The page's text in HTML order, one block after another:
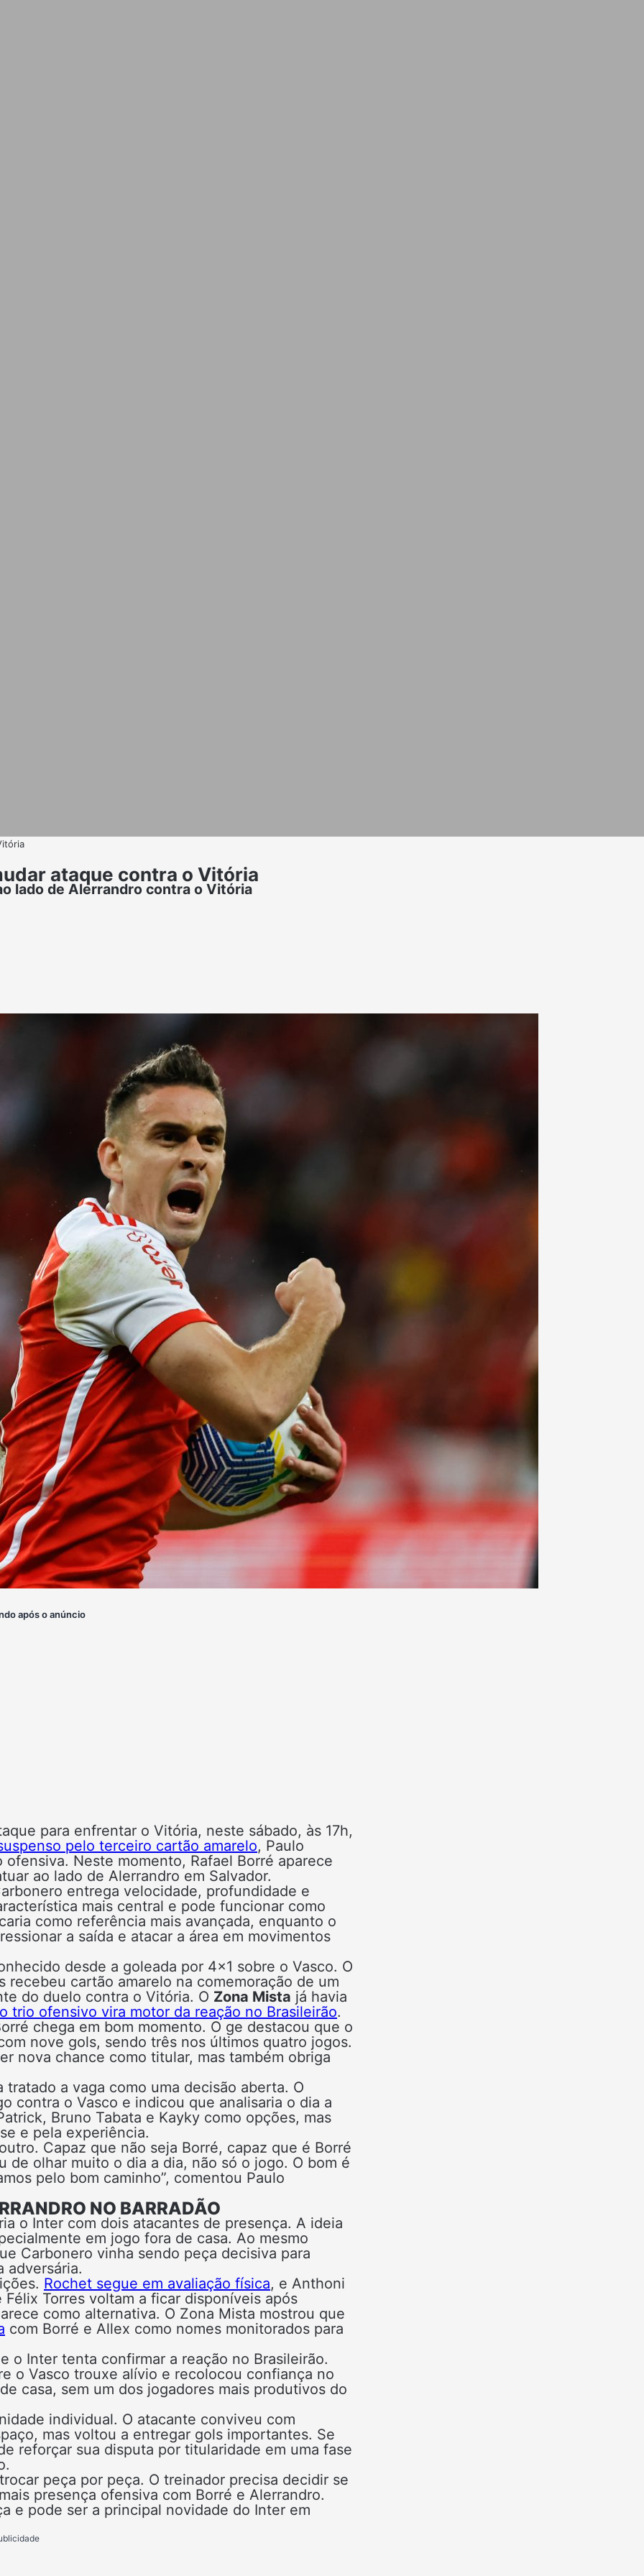
ataque contra o Vitória
lado de Alerrandro contra o Vitória
após o anúncio
para enfrentar o Vitória, neste sábado, às 17h,
pelo terceiro cartão amarelo, Paulo
Neste momento, Rafael Borré aparece
ao lado de Alerrandro em Salvador.
entrega velocidade, profundidade e
mais central e pode funcionar como
como referência mais avançada, enquanto o
a saída e atacar a área em movimentos
desde a goleada por 4×1 sobre o Vasco. O
cartão amarelo na comemoração de um
do duelo contra o Vitória. O Zona Mista já havia
trio ofensivo vira motor da reação no Brasileirão.
chega em bom momento. O ge destacou que o
nove gols, sendo três nos últimos quatro jogos.
nova chance como titular, mas também obriga
a vaga como uma decisão aberta. O
contra o Vasco e indicou que analisaria o dia a
Bruno Tabata e Kayky como opções, mas
e pela experiência.
Capaz que não seja Borré, capaz que é Borré
de olhar muito o dia a dia, não só o jogo. O bom é
pelo bom caminho”, comentou Paulo
NO BARRADÃO
o Inter com dois atacantes de presença. A ideia
em jogo fora de casa. Ao mesmo
Carbonero vinha sendo peça decisiva para
adversária.
Rochet segue em avaliação física, e Anthoni
Torres voltam a ficar disponíveis após
como alternativa. O Zona Mista mostrou que
com Borré e Allex como nomes monitorados para
o Inter tenta confirmar a reação no Brasileirão.
o Vasco trouxe alívio e recolocou confiança no
casa, sem um dos jogadores mais produtivos do
individual. O atacante conviveu com
mas voltou a entregar gols importantes. Se
reforçar sua disputa por titularidade em uma fase
peça por peça. O treinador precisa decidir se
presença ofensiva com Borré e Alerrandro.
e pode ser a principal novidade do Inter em